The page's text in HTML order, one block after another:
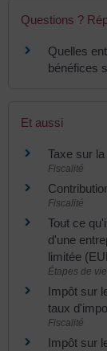
Questions ?
Quelles
bénéfices
Et aussi
Taxe sur
Fiscalité
Fiscalité
Tout ce
d'une
limitée
Étapes de vie
Impôt sur
taux
Fiscalité
Impôt sur